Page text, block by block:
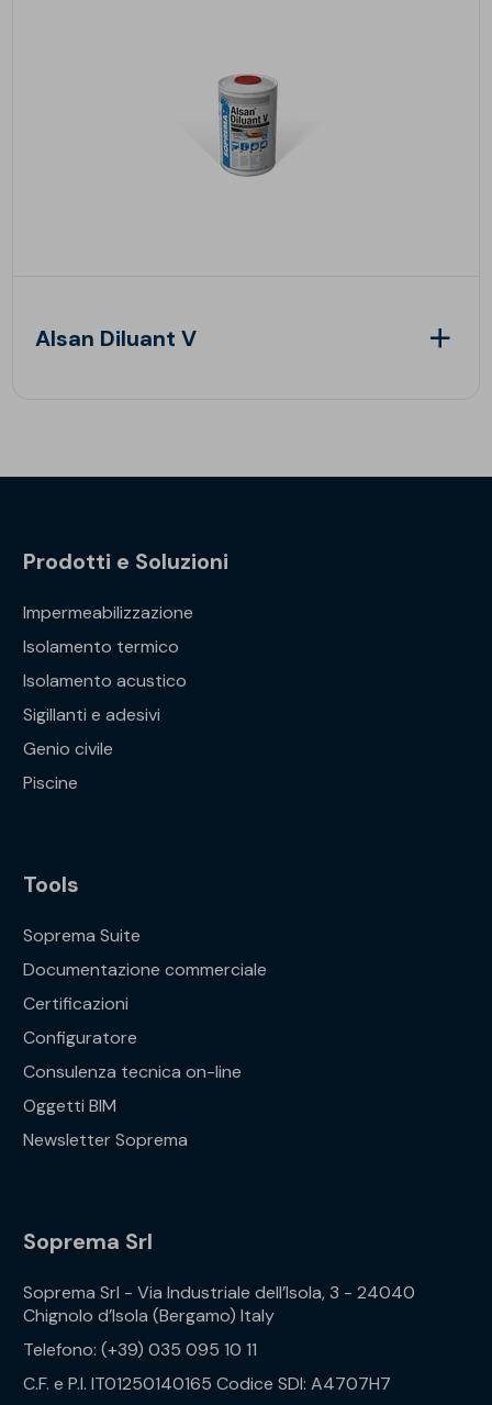
Alsan Diluant V
Prodotti e Soluzioni
Impermeabilizzazione
Isolamento termico
Isolamento acustico
Sigillanti e adesivi
Genio civile
Piscine
Tools
Soprema Suite
Documentazione commerciale
Certificazioni
Configuratore
Consulenza tecnica on-line
Oggetti BIM
Newsletter Soprema
Soprema Srl
Soprema Srl - Via Industriale dell’Isola, 3 - 24040
Chignolo d’Isola (Bergamo) Italy
Telefono: (+39) 035 095 10 11
C.F. e P.I. IT01250140165 Codice SDI: A4707H7